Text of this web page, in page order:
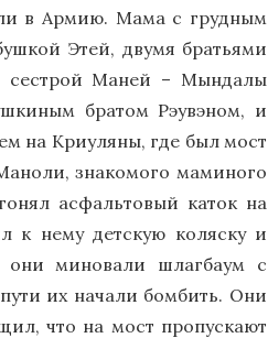
в Армию. Мама с грудным
Этей, двумя братьями
Маней – Мындалы
братом Рэувэном, и
на Криуляны, где был мост
знакомого маминого
асфальтовый каток на
к нему детскую коляску и
они миновали шлагбаум с
их начали бомбить. Они
что на мост пропускают